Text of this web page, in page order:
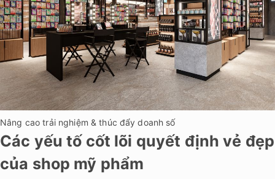
Nâng cao trải nghiệm & thúc đẩy doanh số
Các yếu tố cốt lõi quyết định vẻ đẹp
của shop mỹ phẩm